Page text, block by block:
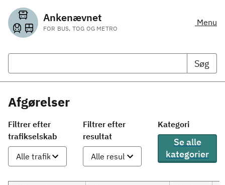
Ankenævnet
FOR BUS, TOG OG METRO
Menu
Søg
Afgørelser
Filtrer efter
trafikselskab
Filtrer efter
resultat
Kategori
Se alle
kategorier